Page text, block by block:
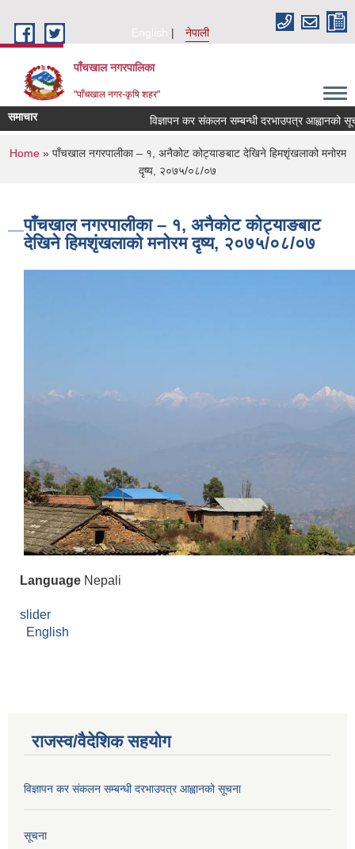
English
नेपाली
पाँचखाल नगरपालिका
"पाँचखाल नगर-कृषि शहर"
समाचार विज्ञापन कर संकलन सम्बन्धी दरभाउपत्र आह्वानको सूचना
You are here
Home» पाँचखाल नगरपालीका – १, अनैकोट कोट्याङबाट देखिने हिमशृंखलाको मनोरम
दृष्य, २०७५/०८/०७
पाँचखाल नगरपालीका – १, अनैकोट कोट्याङबाट
देखिने हिमशृंखलाको मनोरम दृष्य, २०७५/०८/०७
Language Nepali
slider
English
राजस्व/वैदेशिक सहयोग
विज्ञापन कर संकलन सम्बन्धी दरभाउपत्र आह्वानको सूचना
सूचना